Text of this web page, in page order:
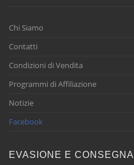
Chi Siamo
Contatti
Condizioni di Vendita
Programmi di Affiliazione
Notizie
Facebook
EVASIONE E CONSEGNA